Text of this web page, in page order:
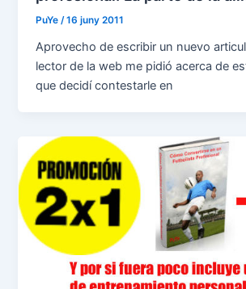
PuYe /16 juny 2011
Aprovecho de escribir un nuevo
lector de la web me pidió acerca de
que decidí contestarle en